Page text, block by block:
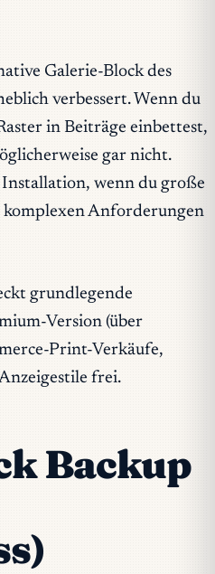
Galerie-Block des
verbessert. Wenn du
in Beiträge einbettest,
gar nicht.
wenn du große
Anforderungen
grundlegende
Version (über
Print-Verkäufe,
frei.
Backup